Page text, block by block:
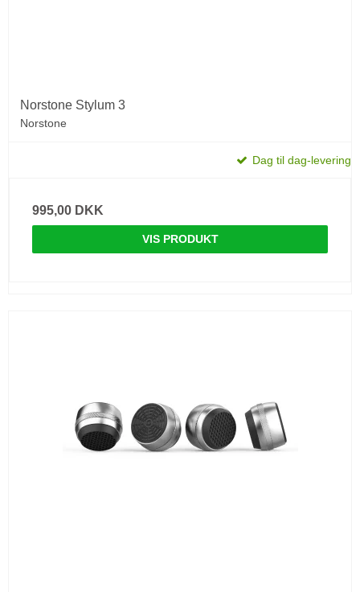
Norstone Stylum 3
Norstone
Dag til dag-levering
995,00 DKK
VIS PRODUKT